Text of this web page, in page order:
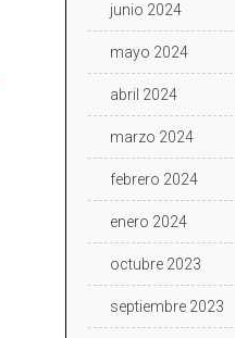
junio 2024
mayo 2024
abril 2024
marzo 2024
febrero 2024
enero 2024
octubre 2023
septiembre 2023